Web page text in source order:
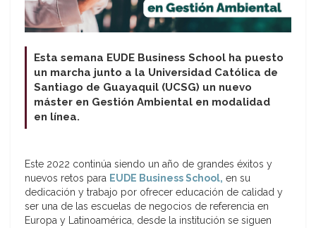
Esta semana EUDE Business School ha puesto
un marcha junto a la Universidad Católica de
Santiago de Guayaquil (UCSG) un nuevo
máster en Gestión Ambiental en modalidad
en línea.
Este 2022 continúa siendo un año de grandes éxitos y
nuevos retos para EUDE Business School, en su
dedicación y trabajo por ofrecer educación de calidad y
ser una de las escuelas de negocios de referencia en
Europa y Latinoamérica, desde la institución se siguen